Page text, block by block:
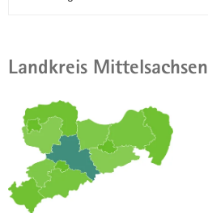
Landkreis Mittelsachsen